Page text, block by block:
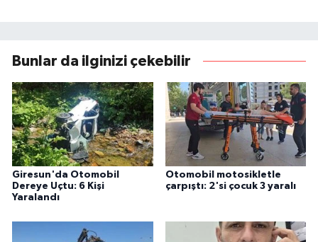
Bunlar da ilginizi çekebilir
Giresun'da Otomobil
Dereye Uçtu: 6 Kişi
Yaralandı
Otomobil motosikletle
çarpıştı: 2'si çocuk 3 yaralı